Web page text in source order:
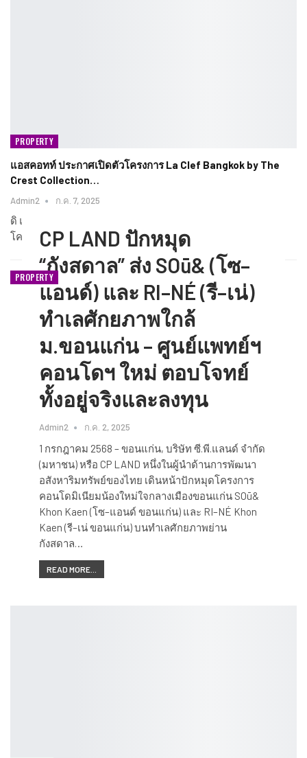
PROPERTY
แอสคอทท์ ประกาศเปิดตัวโครงการ La Clef Bangkok by The
Crest Collection…
Admin2 ก.ค. 7, 2025
ดิ แอสคอทท์ ลิมิเต็ด ประเทศไทย (แอสคอทท์) ประกาศเปิดตัว
โครงการ La Clef Bangkok by The Crest Collection…
PROPERTY
CP LAND ปักหมุด
“กังสดาล” ส่ง SOū& (โซ–
แอนด์) และ RI–NÉ (รี–เน่)
ทำเลศักยภาพใกล้
ม.ขอนแก่น – ศูนย์แพทย์ฯ
คอนโดฯ ใหม่ ตอบโจทย์
ทั้งอยู่จริงและลงทุน
Admin2 ก.ค. 2, 2025
1 กรกฎาคม 2568 – ขอนแก่น, บริษัท ซี.พี.แลนด์ จำกัด
(มหาชน) หรือ CP LAND หนึ่งในผู้นำด้านการพัฒนา
อสังหาริมทรัพย์ของไทย เดินหน้าปักหมุดโครงการ
คอนโดมิเนียมน้องใหม่ใจกลางเมืองขอนแก่น SOū&
Khon Kaen (โซ–แอนด์ ขอนแก่น) และ RI–NÉ Khon
Kaen (รี–เน่ ขอนแก่น) บนทำเลศักยภาพย่าน
กังสดาล…
READ MORE...